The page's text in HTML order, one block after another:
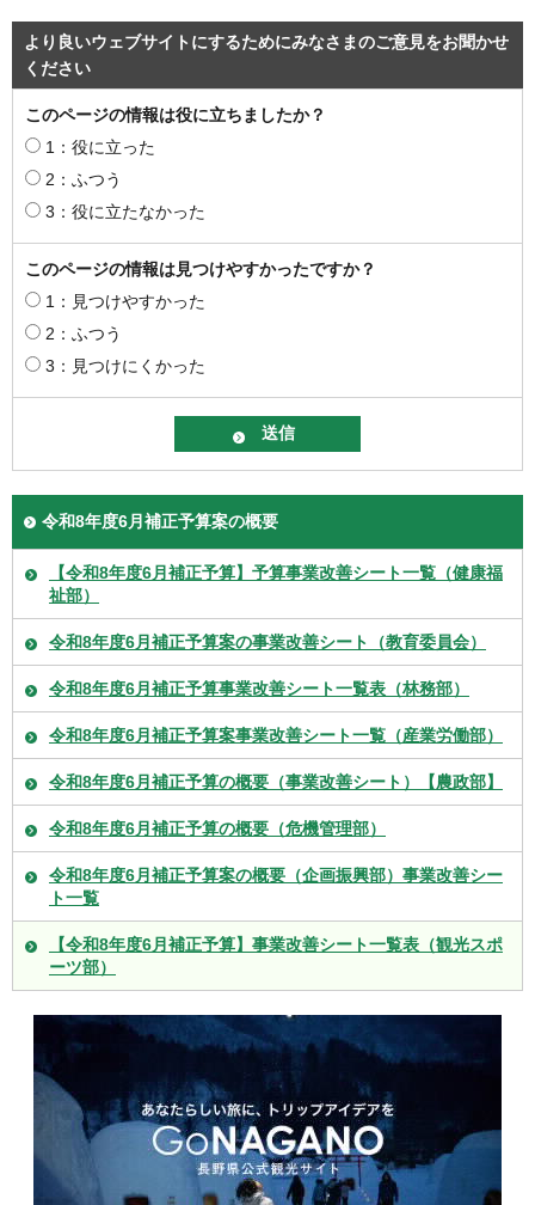
より良いウェブサイトにするためにみなさまのご意見をお聞かせ
ください
このページの情報は役に立ちましたか？
1：役に立った
2：ふつう
3：役に立たなかった
このページの情報は見つけやすかったですか？
1：見つけやすかった
2：ふつう
3：見つけにくかった
令和8年度6月補正予算案の概要
【令和8年度6月補正予算】予算事業改善シート一覧（健康福
祉部）
令和8年度6月補正予算案の事業改善シート（教育委員会）
令和8年度6月補正予算事業改善シート一覧表（林務部）
令和8年度6月補正予算案事業改善シート一覧（産業労働部）
令和8年度6月補正予算の概要（事業改善シート）【農政部】
令和8年度6月補正予算の概要（危機管理部）
令和8年度6月補正予算案の概要（企画振興部）事業改善シー
ト一覧
【令和8年度6月補正予算】事業改善シート一覧表（観光スポ
ーツ部）